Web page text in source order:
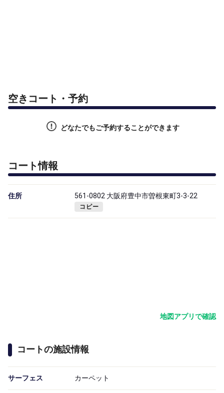
空きコート・予約
どなたでもご予約することができます
コート情報
住所 561-0802 大阪府豊中市曽根東町3-3-22
コピー
地図アプリで確認
コートの施設情報
サーフェス カーペット